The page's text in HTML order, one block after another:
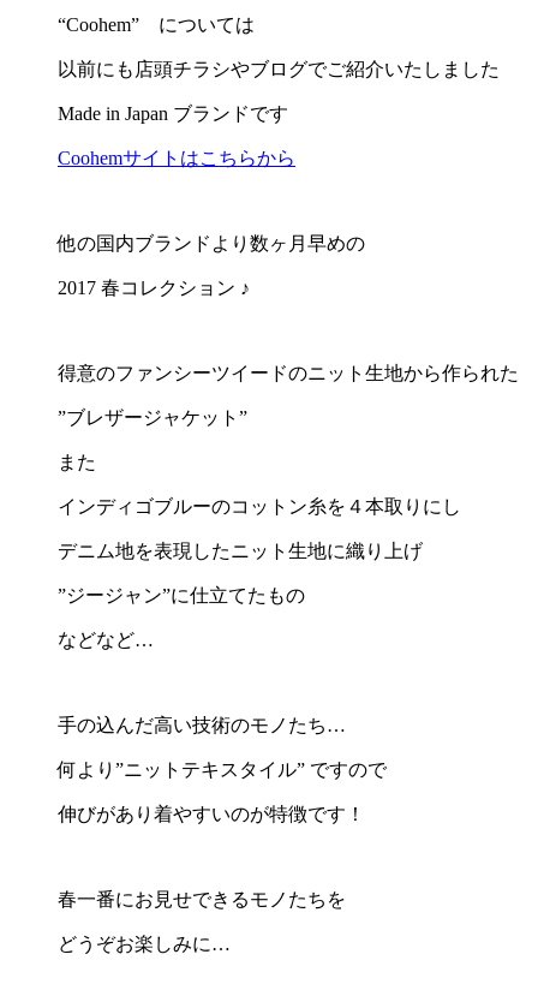
“Coohem” については
以前にも店頭チラシやブログでご紹介いたしました
Made in Japan ブランドです
Coohemサイトはこちらから
他の国内ブランドより数ヶ月早めの
2017 春コレクション ♪
得意のファンシーツイードのニット生地から作られた
”ブレザージャケット”
また
インディゴブルーのコットン糸を４本取りにし
デニム地を表現したニット生地に織り上げ
”ジージャン”に仕立てたもの
などなど…
手の込んだ高い技術のモノたち…
何より”ニットテキスタイル” ですので
伸びがあり着やすいのが特徴です！
春一番にお見せできるモノたちを
どうぞお楽しみに…